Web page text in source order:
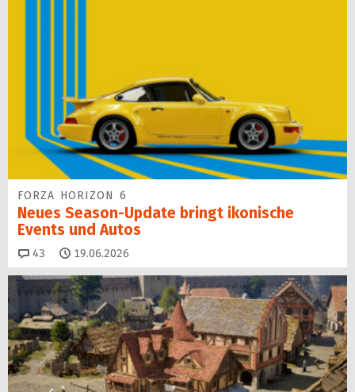
FORZA HORIZON 6
Neues Season-Update bringt ikonische
Events und Autos
43 Kommentare
19.06.2026